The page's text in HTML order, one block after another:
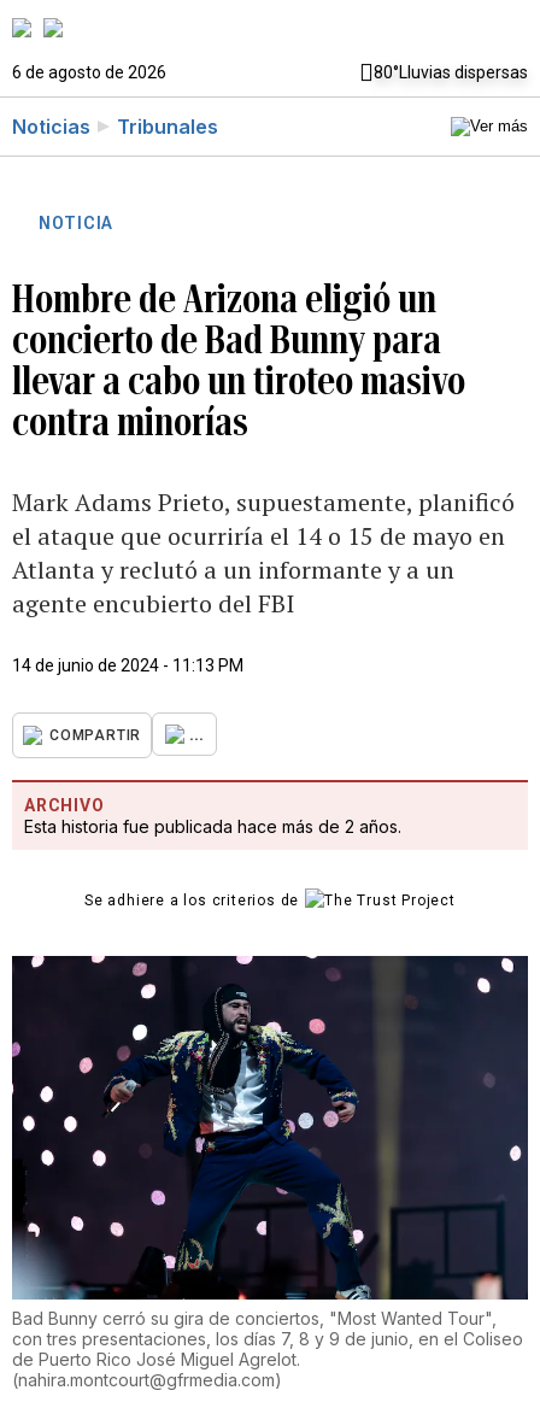
6 de agosto de 2026 80°Lluvias dispersas
Noticias Tribunales
NOTICIA
Hombre de Arizona eligió un
concierto de Bad Bunny para
llevar a cabo un tiroteo masivo
contra minorías
Mark Adams Prieto, supuestamente, planificó
el ataque que ocurriría el 14 o 15 de mayo en
Atlanta y reclutó a un informante y a un
agente encubierto del FBI
14 de junio de 2024 - 11:13 PM
COMPARTIR ...
ARCHIVO
Esta historia fue publicada hace más de 2 años.
Se adhiere a los criterios de
Bad Bunny cerró su gira de conciertos, "Most Wanted Tour",
con tres presentaciones, los días 7, 8 y 9 de junio, en el Coliseo
de Puerto Rico José Miguel Agrelot.
(nahira.montcourt@gfrmedia.com)